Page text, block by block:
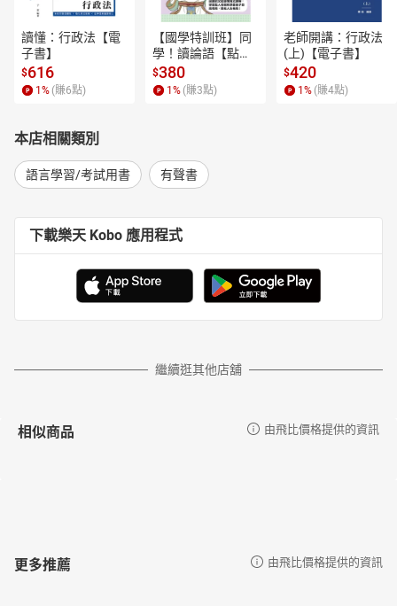
讀懂：行政法【電
子書】
$616
1 % (賺6點)
【國學特訓班】同
學！讀論語【點閱
率最高的孔子篇】
逗趣的文配圖情境
式講解，學習聖人
$380
1 % (賺3點)
老師開講：行政法
(上)【電子書】
$420
1 % (賺4點)
本店相關類別
語言學習/考試用書 有聲書
下載樂天 Kobo 應用程式
繼續逛其他店舖
相似商品 由飛比價格提供的資訊
更多推薦 由飛比價格提供的資訊